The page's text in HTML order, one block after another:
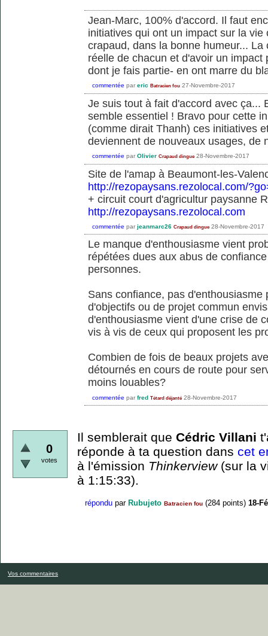
Jean-Marc, 100% d'accord. Il faut
initiatives qui ont un impact sur la
crapaud, dans la bonne humeur...
réelle de chacun et d'avoir un
dont je fais partie- en ont marre du
commentée par eric Batracien fou 27-Novembre-2017
Je suis tout à fait d'accord avec ça...
semble essentiel ! Bravo pour cette
(comme dirait Thanh) ces initiatives
deviennent de nouveaux usages, de
commentée par Olivier Crapaud dingue 28-Novembre-2017
Site de l'amap à Beaumont-les-
http://rezopaysans.rezolocal.com/
+ circuit court d'agricultur paysanne
http://rezopaysans.rezolocal.com
commentée par jeanmarc26 Crapaud dingue 28-Novembre-2017
Le manque d'enthousiasme vient
répétées dues aux abus de
personnes.
Sans confiance, pas d'enthousiasme
d'objectifs ou de projet commun
d'enthousiasme vient d'une crise de
vis à vis de ceux qui proposent les
Combien de fois de beaux projets
détournés en cours de route pour
moins louables?
commentée par fred Tétard déjanté 28-Novembre-2017
0
votes
Il semblerait que Cédric Villani
réponde à ta question dans cet
à l'émission Thinkerview(sur la
à 1:15:33).
répondu par Rubujeto Batracien fou (284 points) 18-
Vos commentaires